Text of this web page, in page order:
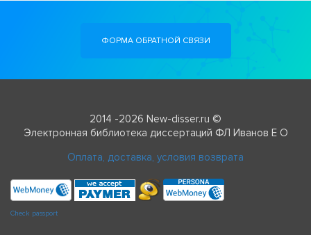
ФОРМА ОБРАТНОЙ СВЯЗИ
2014 -2026 New-disser.ru ©
Электронная библиотека диссертаций ФЛ Иванов Е О
Оплата, доставка, условия возврата
Check passport